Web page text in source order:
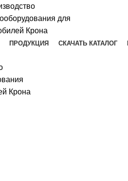
ПРОДУКЦИЯ СКАЧАТЬ КАТАЛОГ